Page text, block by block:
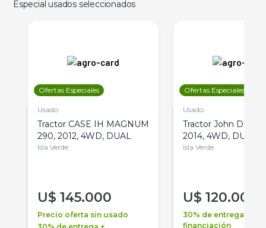
Especial usados seleccionados
Ofertas Especiales
Usado
Tractor CASE IH MAGNUM
290, 2012, 4WD, DUAL
Isla Verde
U$ 145.000
Precio oferta sin usado
Ofertas Especiales
Usado
Tractor John Deere
2014, 4WD, DUAL
Isla Verde
U$ 120.000
30% de entrega +
financiación